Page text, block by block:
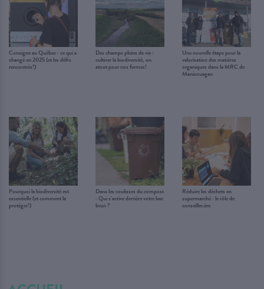
Consigne au Québec : ce qui a
changé en 2025 (et les défis
rencontrés!)
Des champs pleins de vie :
cultiver la biodiversité, un
atout pour nos fermes!
Une nouvelle étape pour la
valorisation des matières
organiques dans la MRC de
Manicouagan
Pourquoi la biodiversité est
essentielle (et comment la
protéger!)
Dans les coulisses du compost
: Qui s’active derrière votre bac
brun ?
Réduire les déchets en
supermarché : le rôle de
conseiller.ère